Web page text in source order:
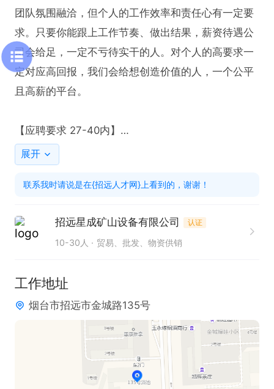
团队氛围融洽，但个人的工作效率和责任心有一定要
求。只要你能跟上工作节奏、做出结果，薪资待遇公
司会给足，一定不亏待实干的人。对个人的高要求一
定对应高回报，我们会给想创造价值的人，一个公平
且高薪的平台。
【应聘要求 27-40内】
1). 性格外向、有责任心、工作效率高、有一定抗压能
力。
2). 熟悉电脑操作，熟练使用World、Excel软件，可
3). 月末4~5天需适当有偿加班，加班时长为2-4h/
【工作内容】
1). 根据公司下发订单，以前期培训的报价模式，对订
单进行报价及采购工作（无业绩要求）。
2). 通过电话及微信等工具，与客户、厂家进行沟通交
流，确认客户需求及产品参数信息。
展开
联系我时请说是在{招远人才网}上看到的，谢谢！
招远星成矿山设备有限公司 认证
10-30人 贸易、批发、物资供销
工作地址
烟台市招远市金城路135号